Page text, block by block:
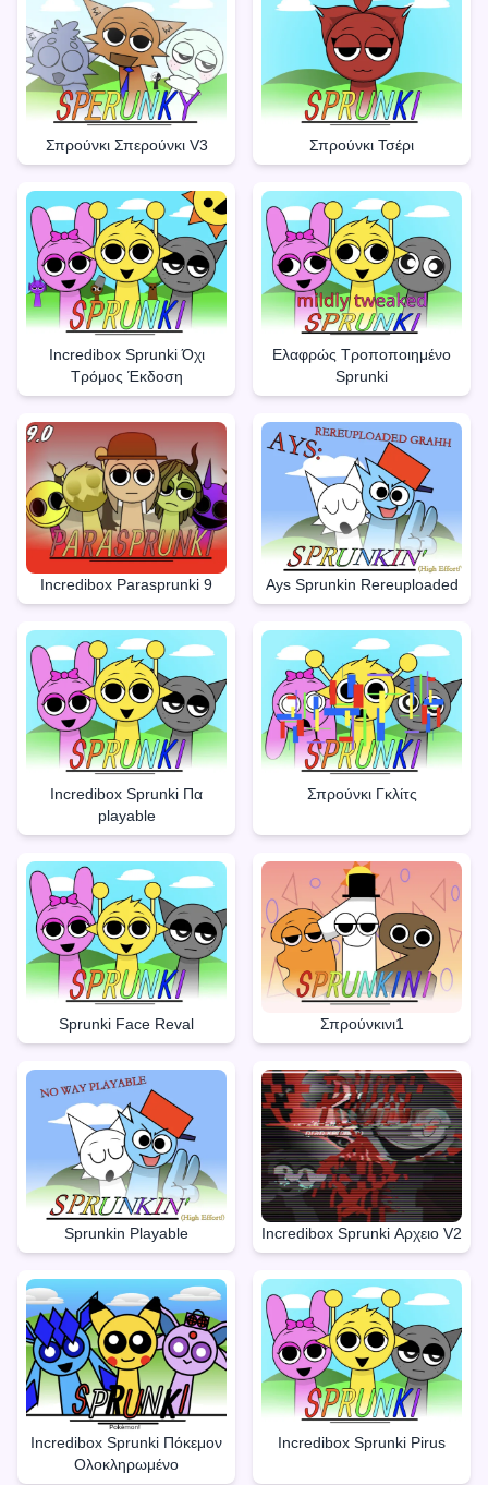
Σπρούνκι Σπερούνκι V3 Σπρούνκι Τσέρι
Incredibox Sprunki Όχι
Τρόμος Έκδοση
Ελαφρώς Τροποποιημένο
Sprunki
Incredibox Parasprunki 9 Ays Sprunkin Rereuploaded
Incredibox Sprunki Πα
playable
Σπρούνκι Γκλίτς
Sprunki Face Reval Σπρούνκινι1
Sprunkin Playable Incredibox Sprunki Αρχειο V2
Incredibox Sprunki Πόκεμον
Ολοκληρωμένο
Incredibox Sprunki Pirus